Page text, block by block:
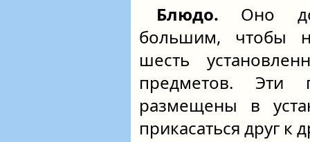
Блюдо. Оно
большим, чтобы
шесть
предметов. Эти
размещены в
прикасаться друг к